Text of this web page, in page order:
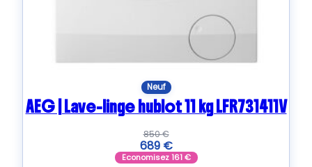
Neuf
AEG | Lave-linge hublot 11 kg LFR731411V
850€
689 €
Economisez161€